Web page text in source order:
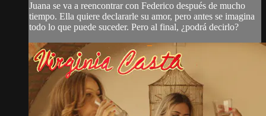
Juana se va a reencontrar con Federico después de mucho
tiempo. Ella quiere declararle su amor, pero antes se imagina
todo lo que puede suceder. Pero al final, ¿podrá decirlo?